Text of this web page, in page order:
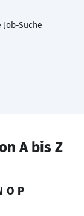
Suche
A bis Z
O P